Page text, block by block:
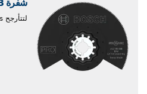
لتتأرجح multitools